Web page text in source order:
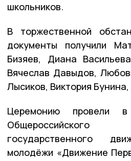
школьников.
В торжественной
документы получили
Бизяев, Диана
Вячеслав Давыдов,
Лысиков, Виктория
Церемонию провели
Общероссийского
государственного
молодёжи «Движение